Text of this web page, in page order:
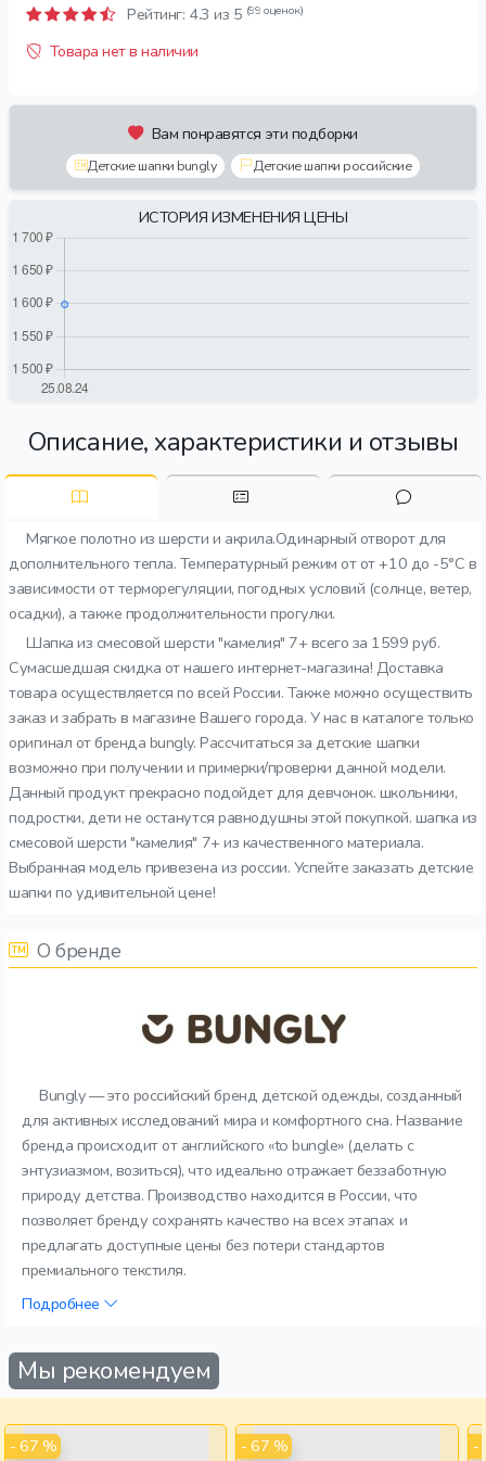
Рейтинг: 4.3 из 5 (99 оценок)
Товара нет в наличии
Вам понравятся эти подборки
Детские шапки bungly Детские шапки российские
ИСТОРИЯ ИЗМЕНЕНИЯ ЦЕНЫ
Описание, характеристики и отзывы
Мягкое полотно из шерсти и акрила.Одинарный отворот для
дополнительного тепла. Температурный режим от от +10 до -5°C в
зависимости от терморегуляции, погодных условий (солнце, ветер,
осадки), а также продолжительности прогулки.
Шапка из смесовой шерсти "камелия" 7+ всего за 1599 руб.
Сумасшедшая скидка от нашего интернет-магазина! Доставка
товара осуществляется по всей России. Также можно осуществить
заказ и забрать в магазине Вашего города. У нас в каталоге только
оригинал от бренда bungly. Рассчитаться за детские шапки
возможно при получении и примерки/проверки данной модели.
Данный продукт прекрасно подойдет для девчонок. школьники,
подростки, дети не останутся равнодушны этой покупкой. шапка из
смесовой шерсти "камелия" 7+ из качественного материала.
Выбранная модель привезена из россии. Успейте заказать детские
шапки по удивительной цене!
О бренде
Bungly — это российский бренд детской одежды, созданный
для активных исследований мира и комфортного сна. Название
бренда происходит от английского «to bungle» (делать с
энтузиазмом, возиться), что идеально отражает беззаботную
природу детства. Производство находится в России, что
позволяет бренду сохранять качество на всех этапах и
предлагать доступные цены без потери стандартов
премиального текстиля.
Подробнее
Мы рекомендуем
- 67 % - 67 % -